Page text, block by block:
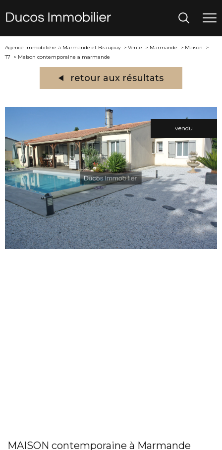
Agence immobilière à Marmande et Beaupuy Vente Marmande
Maison
T7
Maison contemporaine a marmande
retour aux résultats
vendu
MAISON contemporaine à Marmande